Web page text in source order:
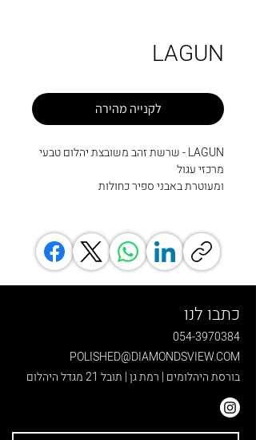
LAGUN
לקנייה מהירה
LAGUN - שרשת זהב משובצת יהלום טבעי
מרכזי עגול
ומעוטרת באבני ספיר כחולות
כתבו לנו
054-3970384
POLISHED@DIAMONDSVIEW.COM
בורסת היהלומים | רמת גן | תובל 21 מגדל היהלום